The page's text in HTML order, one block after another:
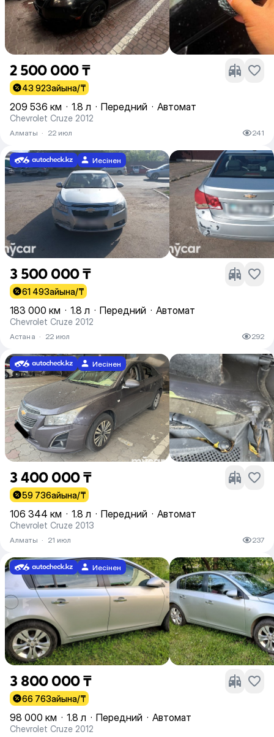
2 500 000 ₸
43 923айына/₸
209 536 км · 1.8 л · Передний · Автомат
Chevrolet Cruze 2012
Алматы · 22 июл 241
Иесінен
3 500 000 ₸
61 493айына/₸
183 000 км · 1.8 л · Передний · Автомат
Chevrolet Cruze 2012
Астана · 22 июл 292
Иесінен
3 400 000 ₸
59 736айына/₸
106 344 км · 1.8 л · Передний · Автомат
Chevrolet Cruze 2013
Алматы · 21 июл 237
Иесінен
3 800 000 ₸
66 763айына/₸
98 000 км · 1.8 л · Передний · Автомат
Chevrolet Cruze 2012